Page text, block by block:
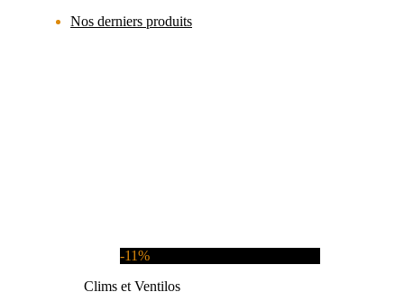
Nos derniers produits
-11%
Clims et Ventilos